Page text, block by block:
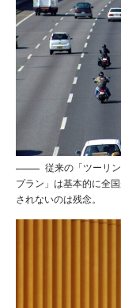
従来の「ツーリ
プラン」は基本的に全
されないのは残念。